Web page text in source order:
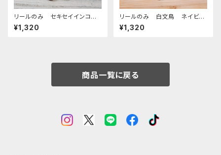
リールのみ セキセイインコ
ノーマルブルー キャメル せき
せいいんこ
¥1,320
リールのみ 白文鳥 ネイビ
ー 文鳥 ブンチョウ ぶんちょ
う
¥1,320
商品一覧に戻る